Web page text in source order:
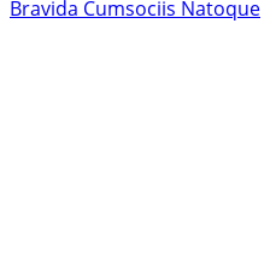
Bravida Cumsociis Natoque